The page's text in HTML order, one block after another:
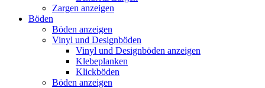
Zargen anzeigen
Böden
Böden anzeigen
Vinyl und Designböden
Vinyl und Designböden anzeigen
Klebeplanken
Klickböden
Böden anzeigen